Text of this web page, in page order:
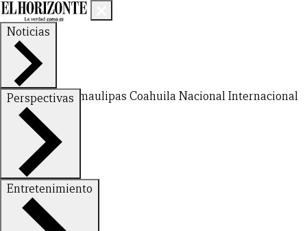
Noticias
Nuevo LeónTamaulipas Coahuila NacionalInternacional
Perspectivas
FinanzasOpinión
Entretenimiento